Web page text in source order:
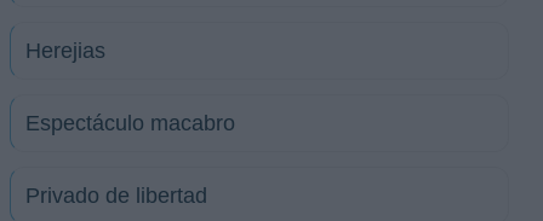
Herejias
Espectáculo macabro
Privado de libertad